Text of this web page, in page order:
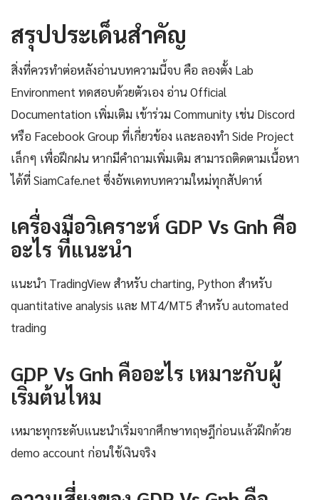
สรุปประเด็นสำคัญ
สิ่งที่ควรทำต่อหลังอ่านบทความนี้จบ คือ ลองตั้ง Lab
Environment ทดสอบด้วยตัวเอง อ่าน Official
Documentation เพิ่มเติม เข้าร่วม Community เช่น Discord
หรือ Facebook Group ที่เกี่ยวข้อง และลองทำ Side Project
เล็กๆ เพื่อฝึกฝน หากมีคำถามเพิ่มเติม สามารถติดตามเนื้อหา
ได้ที่ SiamCafe.net ซึ่งอัพเดทบทความใหม่ทุกสัปดาห์
เครื่องมือวิเคราะห์ GDP Vs Gnh คือ
อะไร ที่แนะนำ
แนะนำ TradingView สำหรับ charting, Python สำหรับ
quantitative analysis และ MT4/MT5 สำหรับ automated
trading
GDP Vs Gnh คืออะไร เหมาะกับผู้
เริ่มต้นไหม
เหมาะทุกระดับแนะนำเริ่มจากศึกษาทฤษฎีก่อนแล้วฝึกด้วย
demo account ก่อนใช้เงินจริง